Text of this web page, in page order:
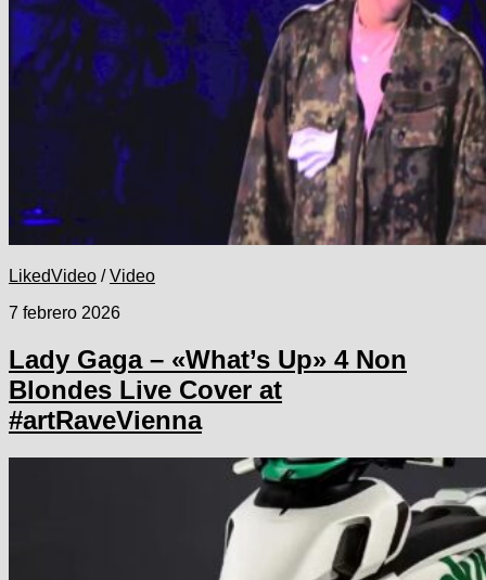
LikedVideo /Video
7 febrero 2026
Lady Gaga – «What’s Up» 4 Non
Blondes Live Cover at
#artRaveVienna